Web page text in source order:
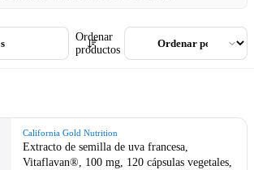
Ordenar
productos
California Gold Nutrition
Extracto de semilla de uva francesa,
Vitaflavan®, 100 mg, 120 cápsulas vegetales,